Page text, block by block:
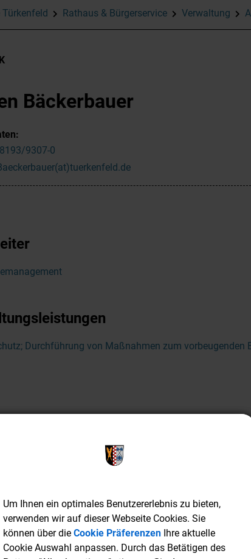
Türkenfeld Rathaus & Bürgerservice Verwaltung
Bäckerbauer
9307-0
Durchführung von Maßnahmen zum vorbeugenden
Um Ihnen ein optimales Benutzererlebnis zu bieten,
verwenden wir auf dieser Webseite Cookies. Sie
können über die Cookie PräferenzenIhre aktuelle
Cookie Auswahl anpassen. Durch das Betätigen des
Um Ihnen ein optimales Benutzererlebnis zu bieten,
verwenden wir auf dieser Webseite Cookies. Sie
können über die Cookie PräferenzenIhre aktuelle
Cookie Auswahl anpassen. Durch das Betätigen des